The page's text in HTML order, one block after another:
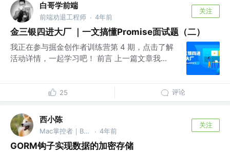
白哥学前端
前端劝退工程师 · 4年前
关注
金三银四进大厂 ｜一文搞懂Promise面试题（二）
我正在参与掘金创作者训练营第 4 期，点击了解
活动详情，一起学习吧！ 前言 上一篇文章我...
25 评论
西小陈
Mac掌控者｜Bug缔造和毁灭者 @中通科技 · 4年前
关注
GORM钩子实现数据的加密存储